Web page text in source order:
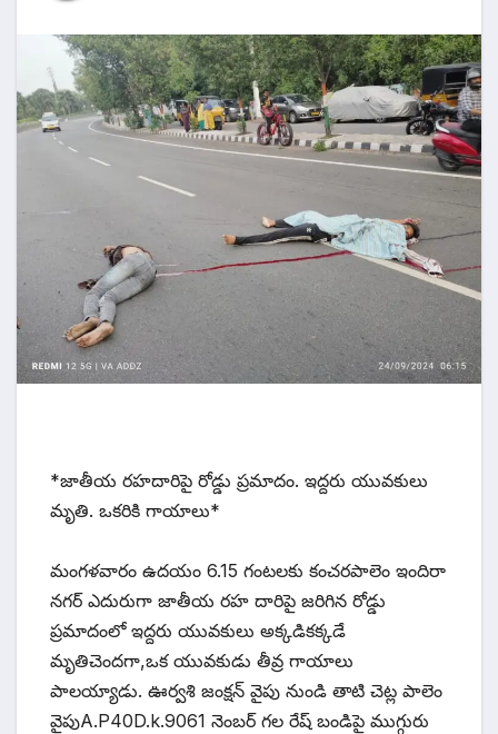
*జాతీయ రహదారిపై రోడ్డు ప్రమాదం. ఇద్దరు యువకులు
మృతి. ఒకరికి గాయాలు*
మంగళవారం ఉదయం 6.15 గంటలకు కంచరపాలెం ఇందిరా
నగర్ ఎదురుగా జాతీయ రహ దారిపై జరిగిన రోడ్డు
ప్రమాదంలో ఇద్దరు యువకులు అక్కడికక్కడే
మృతిచెందగా,ఒక యువకుడు తీవ్ర గాయాలు
పాలయ్యాడు. ఊర్వశి జంక్షన్ వైపు నుండి తాటి చెట్ల పాలెం
వైపుA.P40D.k.9061 నెంబర్ గల రేష్ బండిపై ముగ్గురు